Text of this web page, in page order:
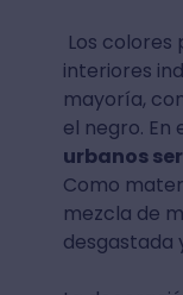
Los colores
interiores
mayoría,
el negro. En
urbanos
Como
mezcla de
desgastada